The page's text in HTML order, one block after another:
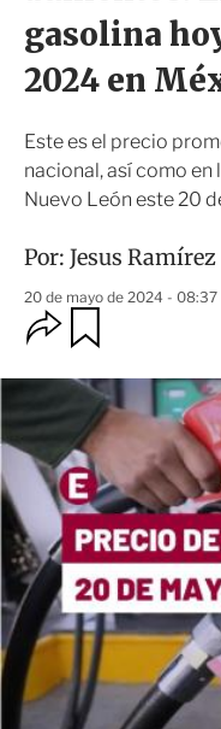
gasolina
2024 en
Este es el precio
nacional, así como en
Nuevo León este 20
Por: Jesus Ramírez
20 de mayo de 2024 - 08:37
O
p
i
o
e
s
d
e
c
o
m
p
a
r
t
i
r
d
a